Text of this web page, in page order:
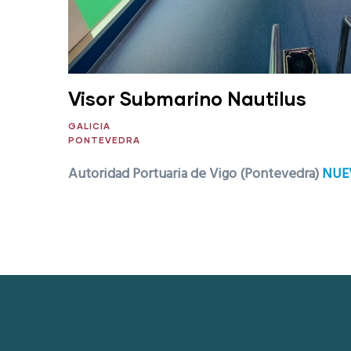
Visor Submarino Nautilus
GALICIA
PONTEVEDRA
Autoridad Portuaria de Vigo (Pontevedra)